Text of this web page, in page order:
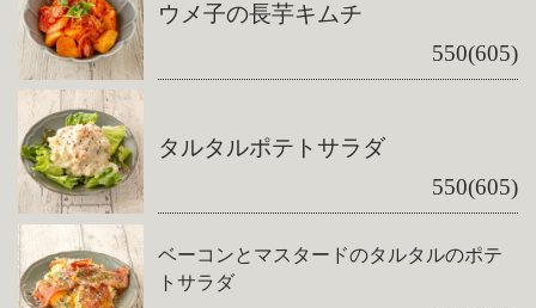
ウメ子の長芋キムチ
550(605)
タルタルポテトサラダ
550(605)
ベーコンとマスタードのタルタルのポテ
トサラダ